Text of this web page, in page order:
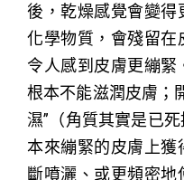
後，乾燥感覺會變得
化學物質，會殘留在
令人感到皮膚更繃緊
根本不能滋潤皮膚；
濕”（角質其實是已
本來繃緊的皮膚上獲
斷噴灑、或更頻密